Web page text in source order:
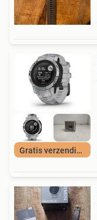
Gratis verzending